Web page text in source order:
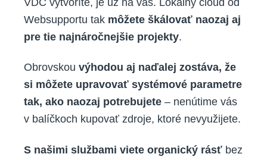
Websupportu tak môžete škálovať naozaj aj
pre tie najnáročnejšie projekty.
Obrovskou výhodou aj naďalej zostáva, že
si môžete upravovať systémové parametre
tak, ako naozaj potrebujete – nenútime vás
v balíčkoch kupovať zdroje, ktoré nevyužijete.
S našimi službami viete organický rásť bez